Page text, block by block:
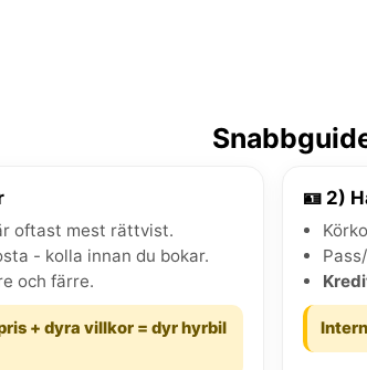
oftast mest rättvist.
- kolla innan du bokar.
och färre.
+ dyra villkor = dyr hyrbil
🪪 2)